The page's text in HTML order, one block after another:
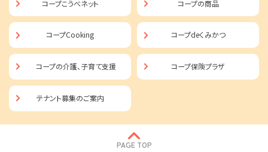
コープこうべネット コープの商品
コープCooking コープdeくみかつ
コープの介護、子育て支援 コープ保険プラザ
テナント募集のご案内
PAGE TOP